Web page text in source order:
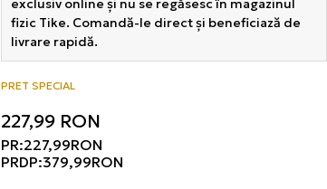
exclusiv online și nu se regăsesc în magazinul
fizic Tike. Comandă-le direct și beneficiază de
livrare rapidă.
PRET SPECIAL
227,99 RON
PR:227,99RON
PRDP:379,99RON